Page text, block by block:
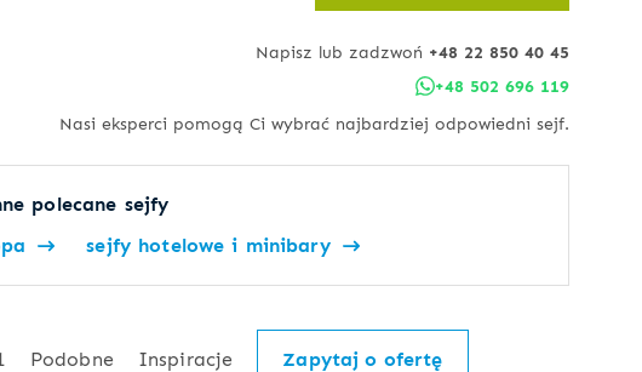
Napisz lub zadzwoń +48 22 850 40 45
+48 502 696 119
Nasi eksperci pomogą Ci wybrać najbardziej odpowiedni sejf.
polecane sejfy
sejfy hotelowe i minibary
Podobne Inspiracje Zapytaj o ofertę